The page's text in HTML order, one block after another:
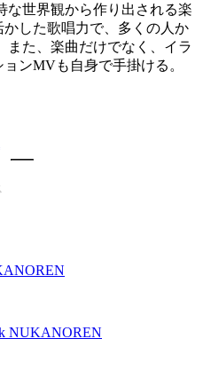
な世界観から作り出される楽
した歌唱力で、多くの人か
また、楽曲だけでなく、イラ
ンMVも自身で手掛ける。
NUKANOREN